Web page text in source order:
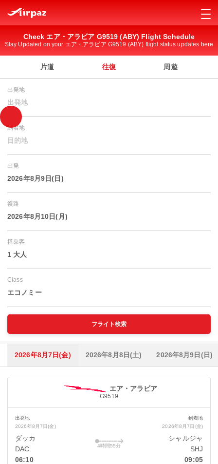
Check エア・アラビア G9519 (ABY) Flight Schedule
Stay Updated on your エア・アラビア G9519 (ABY) flight status updates here
片道 往復 周遊
出発地
出発地
到着地
目的地
出発
2026年8月9日(日)
復路
2026年8月10日(月)
搭乗客
1 大人
Class
エコノミー
フライト検索
2026年8月7日(金) 2026年8月8日(土) 2026年8月9日(日)
エア・アラビア
G9519
出発地
2026年8月7日(金)
ダッカ
DAC
06:10
4時間55分
到着地
2026年8月7日(金)
シャルジャ
SHJ
09:05